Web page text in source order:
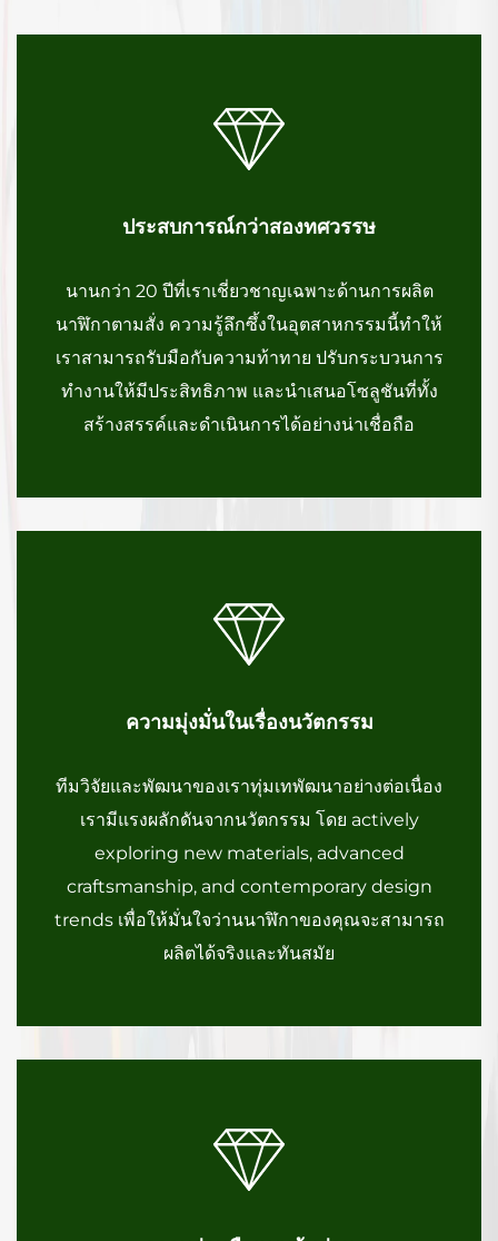
ประสบการณ์กว่าสองทศวรรษ
นานกว่า 20 ปีที่เราเชี่ยวชาญเฉพาะด้านการผลิต
นาฬิกาตามสั่ง ความรู้ลึกซึ้งในอุตสาหกรรมนี้ทำให้
เราสามารถรับมือกับความท้าทาย ปรับกระบวนการ
ทำงานให้มีประสิทธิภาพ และนำเสนอโซลูชันที่ทั้ง
สร้างสรรค์และดำเนินการได้อย่างน่าเชื่อถือ
ความมุ่งมั่นในเรื่องนวัตกรรม
ทีมวิจัยและพัฒนาของเราทุ่มเทพัฒนาอย่างต่อเนื่อง
เรามีแรงผลักดันจากนวัตกรรม โดย actively
exploring new materials, advanced
craftsmanship, and contemporary design
trends เพื่อให้มั่นใจว่านนาฬิกาของคุณจะสามารถ
ผลิตได้จริงและทันสมัย